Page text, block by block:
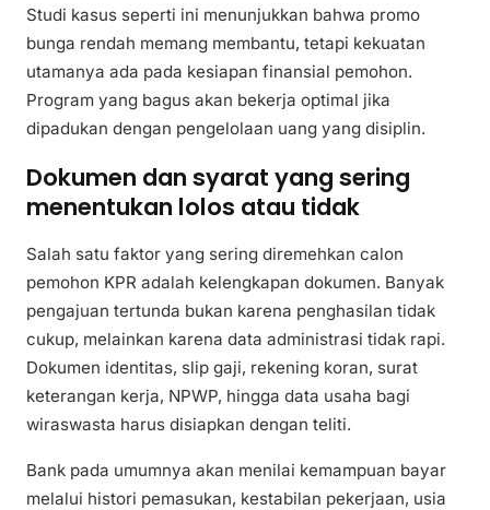
Studi kasus seperti ini menunjukkan bahwa promo
bunga rendah memang membantu, tetapi kekuatan
utamanya ada pada kesiapan finansial pemohon.
Program yang bagus akan bekerja optimal jika
dipadukan dengan pengelolaan uang yang disiplin.
Dokumen dan syarat yang sering
menentukan lolos atau tidak
Salah satu faktor yang sering diremehkan calon
pemohon KPR adalah kelengkapan dokumen. Banyak
pengajuan tertunda bukan karena penghasilan tidak
cukup, melainkan karena data administrasi tidak rapi.
Dokumen identitas, slip gaji, rekening koran, surat
keterangan kerja, NPWP, hingga data usaha bagi
wiraswasta harus disiapkan dengan teliti.
Bank pada umumnya akan menilai kemampuan bayar
melalui histori pemasukan, kestabilan pekerjaan, usia